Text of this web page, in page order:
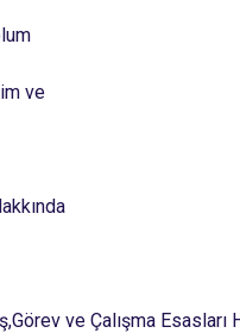
ve
ve Çalışma Esasları